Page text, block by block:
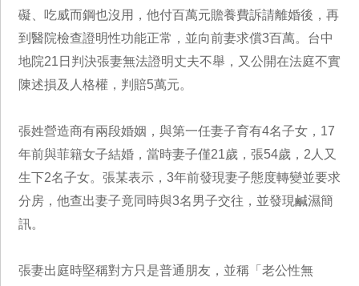
礙、吃威而鋼也沒用，他付百萬元贍養費訴請離婚後，再
到醫院檢查證明性功能正常，並向前妻求償3百萬。台中
地院21日判決張妻無法證明丈夫不舉，又公開在法庭不實
陳述損及人格權，判賠5萬元。
張姓營造商有兩段婚姻，與第一任妻子育有4名子女，17
年前與菲籍女子結婚，當時妻子僅21歲，張54歲，2人又
生下2名子女。張某表示，3年前發現妻子態度轉變並要求
分房，他查出妻子竟同時與3名男子交往，並發現鹹濕簡
訊。
張妻出庭時堅稱對方只是普通朋友，並稱「老公性無